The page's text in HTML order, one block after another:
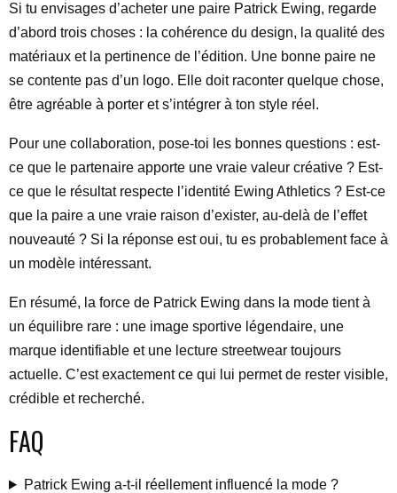
Si tu envisages d’acheter une paire Patrick Ewing, regarde
d’abord trois choses : la cohérence du design, la qualité des
matériaux et la pertinence de l’édition. Une bonne paire ne
se contente pas d’un logo. Elle doit raconter quelque chose,
être agréable à porter et s’intégrer à ton style réel.
Pour une collaboration, pose-toi les bonnes questions : est-
ce que le partenaire apporte une vraie valeur créative ? Est-
ce que le résultat respecte l’identité Ewing Athletics ? Est-ce
que la paire a une vraie raison d’exister, au-delà de l’effet
nouveauté ? Si la réponse est oui, tu es probablement face à
un modèle intéressant.
En résumé, la force de Patrick Ewing dans la mode tient à
un équilibre rare : une image sportive légendaire, une
marque identifiable et une lecture streetwear toujours
actuelle. C’est exactement ce qui lui permet de rester visible,
crédible et recherché.
FAQ
Patrick Ewing a-t-il réellement influencé la mode ?